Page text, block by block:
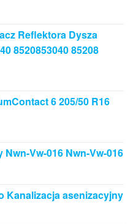
Reflektora Dysza
8520853040 85208
6 205/50 R16
Nwn-Vw-016 Nwn-Vw-016
Kanalizacja asenizacyjny